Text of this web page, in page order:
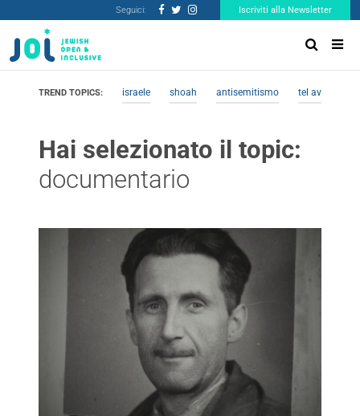
Seguici: Iscriviti alla Newsletter
TREND TOPICS: israele shoah antisemitismo tel aviv
Hai selezionato il topic:
documentario